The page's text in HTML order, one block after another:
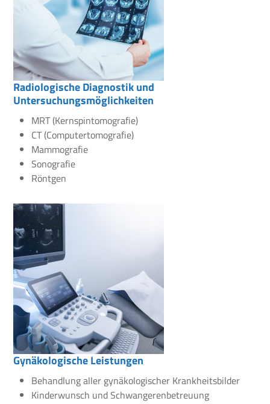
Radiologische Diagnostik und
Untersuchungsmöglichkeiten
MRT (Kernspintomografie)
CT (Computertomografie)
Mammografie
Sonografie
Röntgen
Gynäkologische Leistungen
Behandlung aller gynäkologischer Krankheitsbilder
Kinderwunsch und Schwangerenbetreuung